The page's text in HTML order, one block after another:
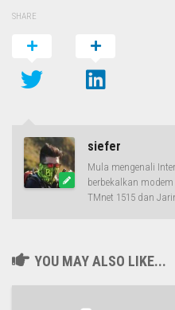
SHARE
siefer
Mula mengenali
berbekalkan
TMnet 1515 dan
YOU MAY ALSO LIKE...